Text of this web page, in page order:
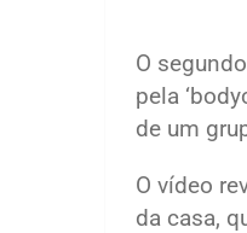
O
pela
de um
O vídeo
da casa,